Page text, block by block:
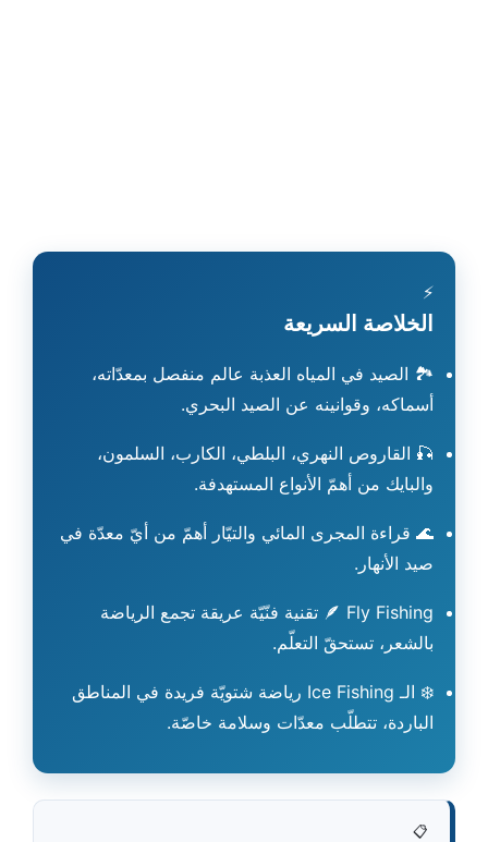
⚡
الخلاصة السريعة
🏞️ الصيد في المياه العذبة عالم منفصل بمعدّاته،
أسماكه، وقوانينه عن الصيد البحري.
🎣 القاروص النهري، البلطي، الكارب، السلمون،
والبايك من أهمّ الأنواع المستهدفة.
🌊 قراءة المجرى المائي والتيّار أهمّ من أيّ معدّة في
صيد الأنهار.
🪶 Fly Fishing تقنية فنّيّة عريقة تجمع الرياضة
بالشعر، تستحقّ التعلّم.
❄️
الـ Ice Fishing رياضة شتويّة فريدة في المناطق
الباردة، تتطلّب معدّات وسلامة خاصّة.
📋